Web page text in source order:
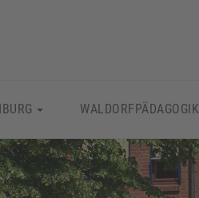
WALDORFPÄDAGOGIK